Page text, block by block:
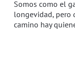
Somos como el
longevidad, pero
camino hay